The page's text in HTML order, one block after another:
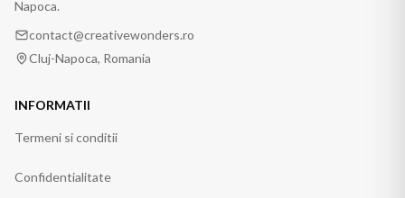
Napoca.
contact@creativewonders.ro
Cluj-Napoca, Romania
INFORMATII
Termeni si conditii
Confidentialitate